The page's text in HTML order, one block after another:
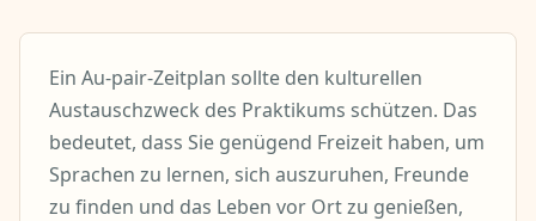
Ein Au-pair-Zeitplan sollte den kulturellen
Austauschzweck des Praktikums schützen. Das
bedeutet, dass Sie genügend Freizeit haben, um
Sprachen zu lernen, sich auszuruhen, Freunde
zu finden und das Leben vor Ort zu genießen,